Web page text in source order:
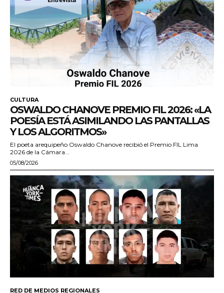
CULTURA
OSWALDO CHANOVE PREMIO FIL 2026: «LA
POESÍA ESTÁ ASIMILANDO LAS PANTALLAS
Y LOS ALGORITMOS»
El poeta arequipeño Oswaldo Chanove recibió el Premio FIL Lima
2026 de la Cámara...
05/08/2026
RED DE MEDIOS REGIONALES